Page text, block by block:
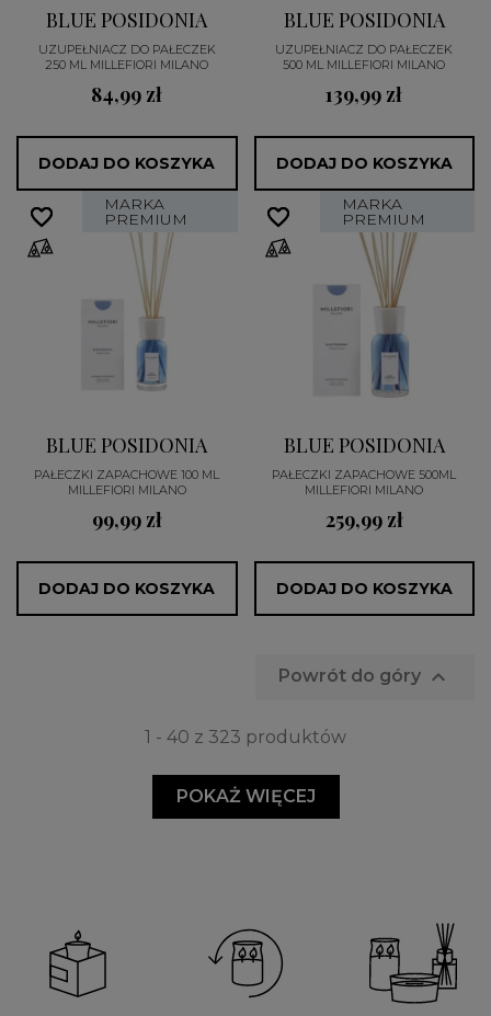
BLUE POSIDONIA
UZUPEŁNIACZ DO PAŁECZEK
250 ML MILLEFIORI MILANO
84,99 zł
DODAJ DO KOSZYKA
BLUE POSIDONIA
UZUPEŁNIACZ DO PAŁECZEK
500 ML MILLEFIORI MILANO
139,99 zł
DODAJ DO KOSZYKA
MARKA
PREMIUM
BLUE POSIDONIA
PAŁECZKI ZAPACHOWE 100 ML
MILLEFIORI MILANO
99,99 zł
DODAJ DO KOSZYKA
favorite_border
favorite_border MARKA
PREMIUM
BLUE POSIDONIA
PAŁECZKI ZAPACHOWE 500ML
MILLEFIORI MILANO
259,99 zł
DODAJ DO KOSZYKA
favorite_border
favorite_border
Powrót do góry 
1 - 40 z 323 produktów
POKAŻ WIĘCEJ